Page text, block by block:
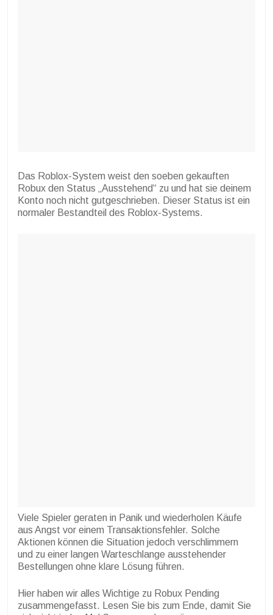
Das Roblox-System weist den soeben gekauften
Robux den Status „Ausstehend“ zu und hat sie deinem
Konto noch nicht gutgeschrieben. Dieser Status ist ein
normaler Bestandteil des Roblox-Systems.
Viele Spieler geraten in Panik und wiederholen Käufe
aus Angst vor einem Transaktionsfehler. Solche
Aktionen können die Situation jedoch verschlimmern
und zu einer langen Warteschlange ausstehender
Bestellungen ohne klare Lösung führen.
Hier haben wir alles Wichtige zu Robux Pending
zusammengefasst. Lesen Sie bis zum Ende, damit Sie